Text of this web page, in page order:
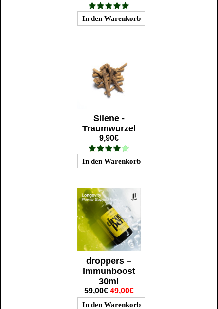
Silene -
Traumwurzel
9,90€
droppers –
Immunboost
30ml
59,00€ 49,00€